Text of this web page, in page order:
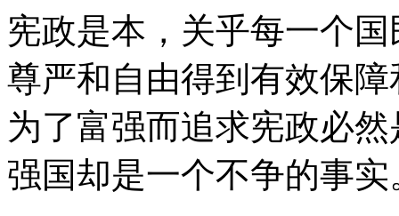
宪政是本，关乎每一个
尊严和自由得到有效保
为了富强而追求宪政必
强国却是一个不争的事实